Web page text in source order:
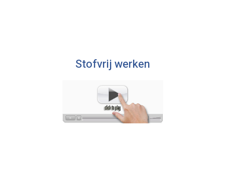
Stofvrij werken